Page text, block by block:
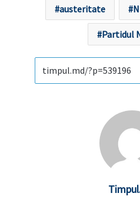
austeritate
Partidul